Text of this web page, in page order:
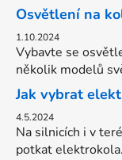
Osvětlení na
1.10.2024
Vybavte se
několik modelů
Jak vybrat
4.5.2024
Na silnicích i v
potkat